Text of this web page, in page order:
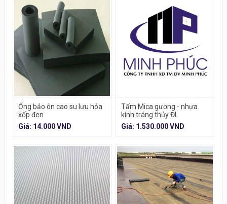
Ống bảo ôn cao su lưu hóa
xốp đen
Giá: 14.000 VND
Tấm Mica gương - nhựa
kính tráng thủy ĐL
Giá: 1.530.000 VND